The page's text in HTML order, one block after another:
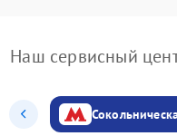
Наш сервисный